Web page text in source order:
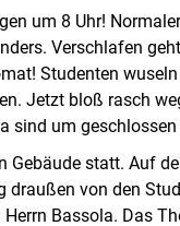
um 8 Uhr!
Verschlafen
Studenten
Jetzt bloß rasch
sind um geschlossen
Gebäude statt. Auf
draußen von den
Bassola. Das